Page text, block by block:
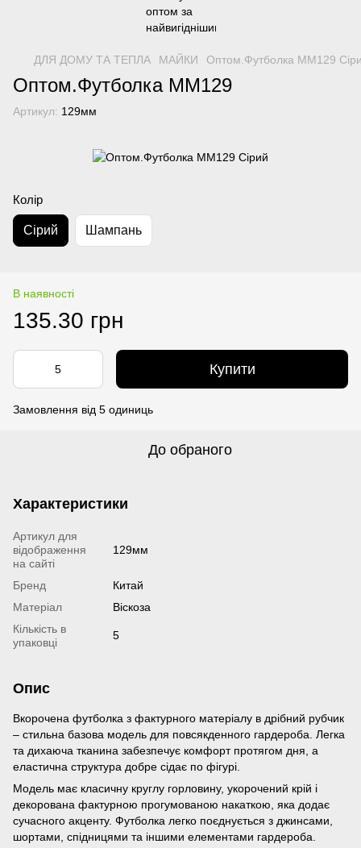
ДЛЯ ДОМУ ТА ТЕПЛА МАЙКИ Оптом.Футболка MM129
Оптом.Футболка MM129
Артикул: 129мм
Колір
Сірий Шампань
В наявності
135.30 грн
Купити
Замовлення від 5 одиниць
До обраного
Характеристики
Артикул для
відображення
на сайті
129мм
Бренд
Китай
Матеріал
Віскоза
Кількість в
упаковці
5
Опис
Вкорочена футболка з фактурного матеріалу в дрібний рубчик
– стильна базова модель для повсякденного гардероба. Легка
та дихаюча тканина забезпечує комфорт протягом дня, а
еластична структура добре сідає по фігурі.
Модель має класичну круглу горловину, укорочений крій і
декорована фактурною прогумованою накаткою, яка додає
сучасного акценту. Футболка легко поєднується з джинсами,
шортами, спідницями та іншими елементами гардероба.